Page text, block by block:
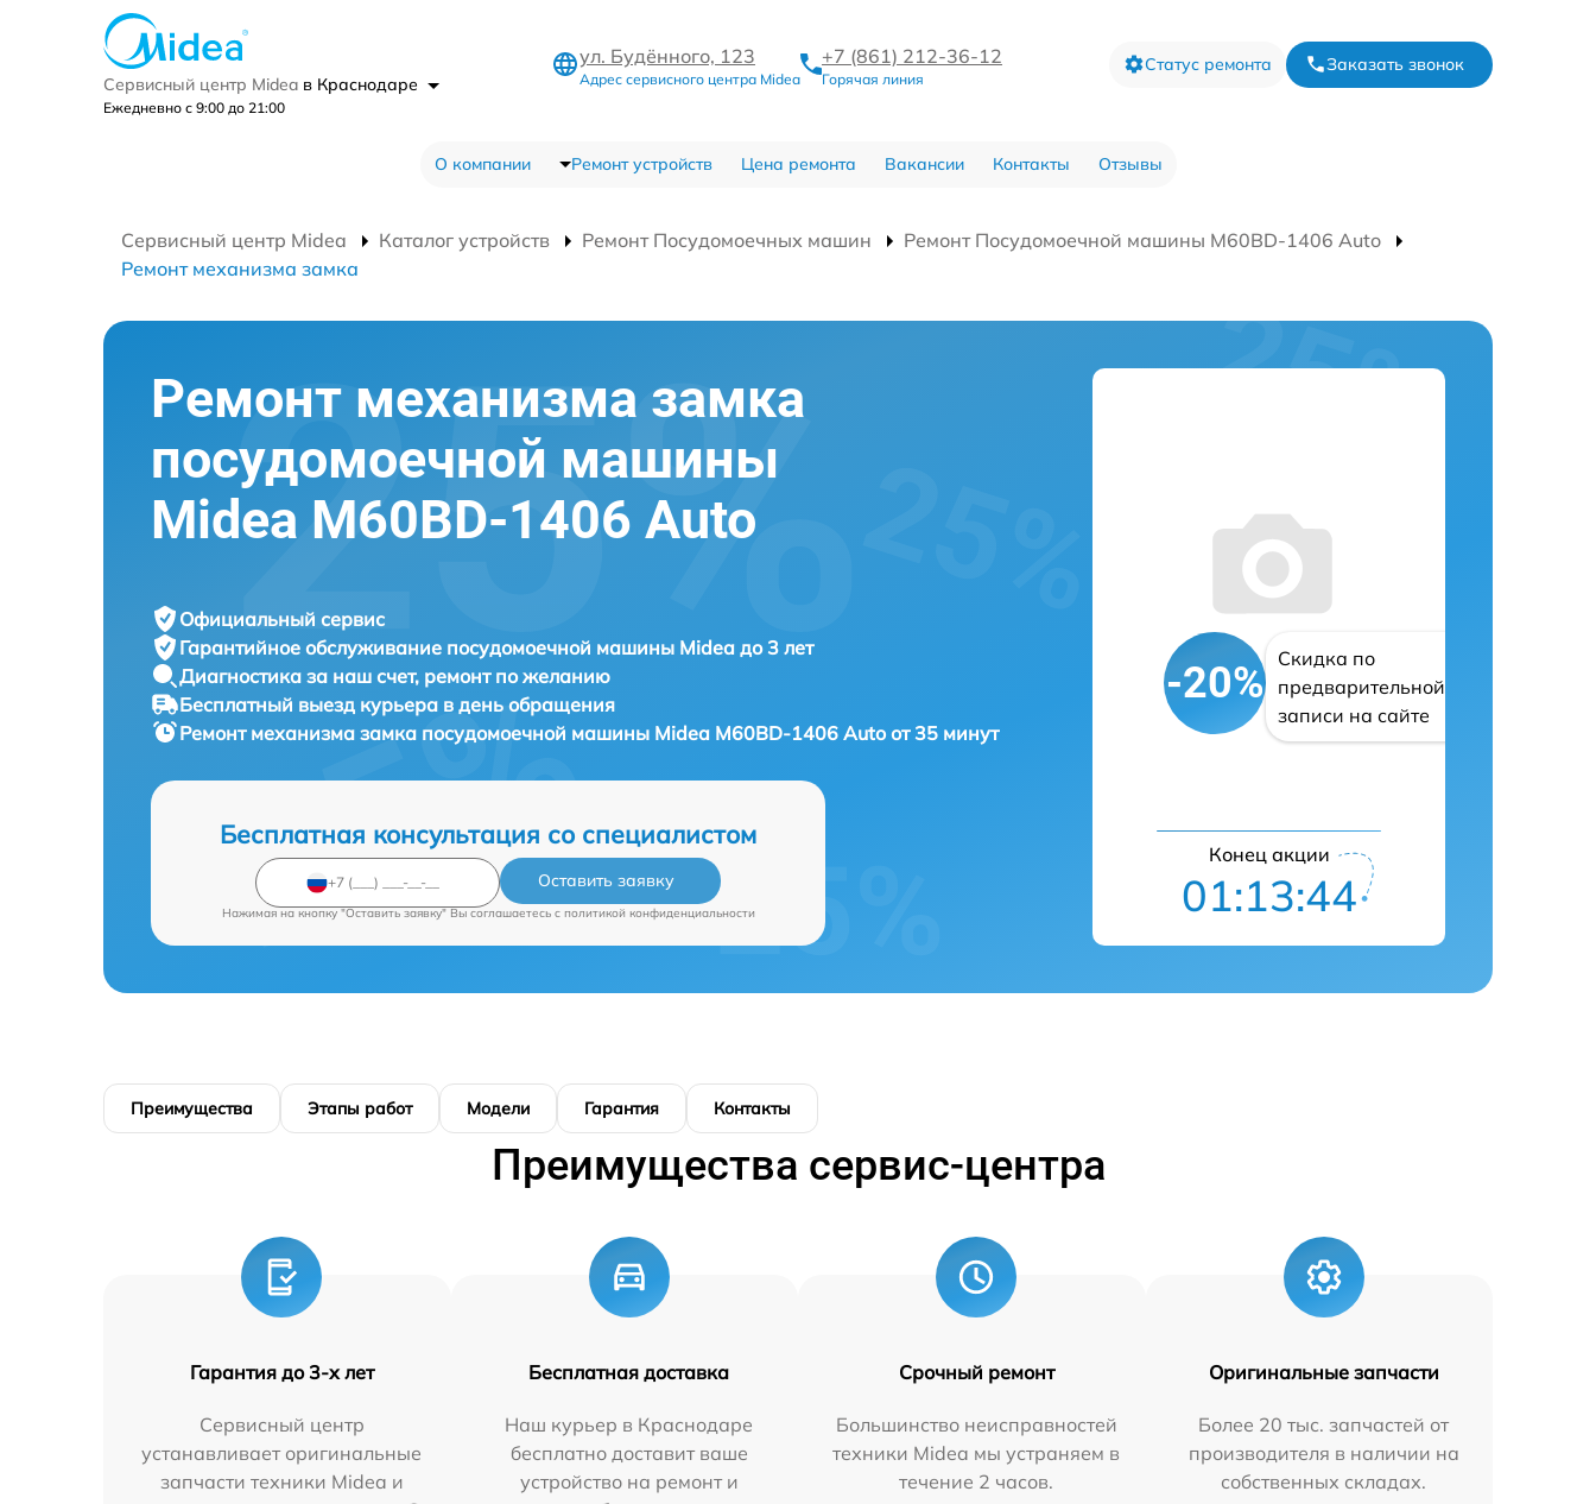
Сервисный центр Midea в Краснодаре
Ежедневно с 9:00 до 21:00
ул. Будённого, 123
Адрес сервисного центра Midea
+7 (861) 212-36-12
Горячая линия
Статус ремонта Заказать звонок
О компании Ремонт устройств Цена ремонта Вакансии Контакты Отзывы
Сервисный центр Midea Каталог устройств Ремонт Посудомоечных машин
Ремонт Посудомоечной машины M60BD-1406 Auto
Ремонт механизма замка
Ремонт механизма замка
посудомоечной машины
Midea M60BD-1406 Auto
Официальный сервис
Гарантийное обслуживание посудомоечной машины Midea до 3 лет
Диагностика за наш счет, ремонт по желанию
Бесплатный выезд курьера в день обращения
Ремонт механизма замка посудомоечной машины Midea M60BD-1406 Auto от 35 минут
Бесплатная консультация со специалистом
Оставить заявку
Нажимая на кнопку "Оставить заявку" Вы соглашаетесь c политикой конфиденциальности
-20%
Скидка по
предварительной
записи на сайте
Конец акции
01:13:43
Преимущества Этапы работ Модели Гарантия Контакты
Преимущества сервис-центра
Гарантия до 3-х лет
Сервисный центр
устанавливает оригинальные
запчасти техники Midea и
Бесплатная доставка
Наш курьер в Краснодаре
бесплатно доставит ваше
устройство на ремонт и
Срочный ремонт
Большинство неисправностей
техники Midea мы устраняем в
течение 2 часов.
Оригинальные запчасти
Более 20 тыс. запчастей от
производителя в наличии на
собственных складах.